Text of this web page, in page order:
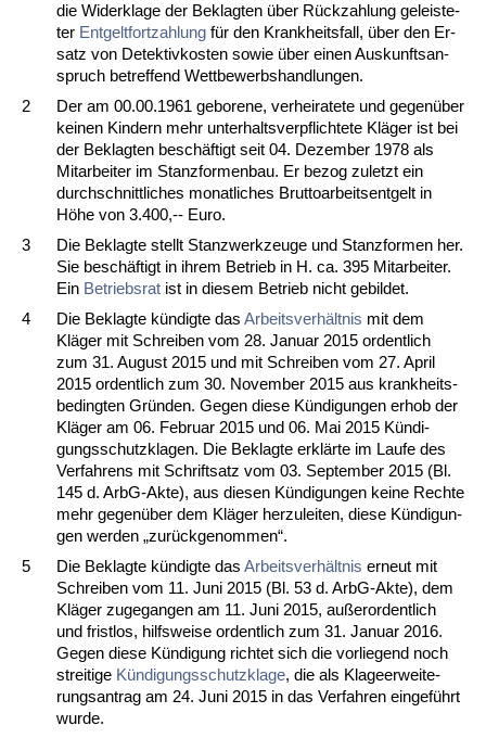
die Wi­der­kla­ge der Be­klag­ten über Rück­zah­lung ge­leis­te­
ter Ent­gelt­fort­zah­lung für den Krank­heits­fall, über den Er­
satz von De­tek­tiv­kos­ten so­wie über ei­nen Aus­kunfts­an­
spruch be­tref­fend Wett­be­werbs­hand­lun­gen.
2
Der am 00.00.1961 ge­bo­re­ne, ver­hei­ra­te­te und ge­genüber
kei­nen Kin­dern mehr un­ter­halts­ver­pflich­te­te Kläger ist bei
der Be­klag­ten beschäftigt seit 04. De­zem­ber 1978 als
Mit­ar­bei­ter im Stanz­for­men­bau. Er be­zog zu­letzt ein
durch­schnitt­li­ches mo­nat­li­ches Brut­to­ar­beits­ent­gelt in
Höhe von 3.400,-- Eu­ro.
3
Die Be­klag­te stellt Stanz­werk­zeu­ge und Stanz­for­men her.
Sie beschäftigt in ih­rem Be­trieb in H. ca. 395 Mit­ar­bei­ter.
Ein Be­triebs­rat ist in die­sem Be­trieb nicht ge­bil­det.
4
Die Be­klag­te kündig­te das Ar­beits­verhält­nis mit dem
Kläger mit Schrei­ben vom 28. Ja­nu­ar 2015 or­dent­lich
zum 31. Au­gust 2015 und mit Schrei­ben vom 27. April
2015 or­dent­lich zum 30. No­vem­ber 2015 aus krank­heits­
be­ding­ten Gründen. Ge­gen die­se Kündi­gun­gen er­hob der
Kläger am 06. Fe­bru­ar 2015 und 06. Mai 2015 Kündi­
gungs­schutz­kla­gen. Die Be­klag­te erklärte im Lau­fe des
Ver­fah­rens mit Schrift­satz vom 03. Sep­tem­ber 2015 (Bl.
145 d. ArbG-Ak­te), aus die­sen Kündi­gun­gen kei­ne Rech­te
mehr ge­genüber dem Kläger her­zu­lei­ten, die­se Kündi­gun­
gen wer­den „zurück­ge­nom­men“.
5
Die Be­klag­te kündig­te das Ar­beits­verhält­nis er­neut mit
Schrei­ben vom 11. Ju­ni 2015 (Bl. 53 d. ArbG-Ak­te), dem
Kläger zu­ge­gan­gen am 11. Ju­ni 2015, außer­or­dent­lich
und frist­los, hilfs­wei­se or­dent­lich zum 31. Ja­nu­ar 2016.
Ge­gen die­se Kündi­gung rich­tet sich die vor­lie­gend noch
strei­ti­ge Kündi­gungs­schutz­kla­ge, die als Kla­ge­er­wei­te­
rungs­an­trag am 24. Ju­ni 2015 in das Ver­fah­ren ein­geführt
wur­de.